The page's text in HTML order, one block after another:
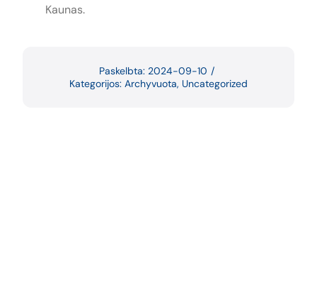
Kaunas.
Paskelbta: 2024-09-10 /
Kategorijos: Archyvuota, Uncategorized